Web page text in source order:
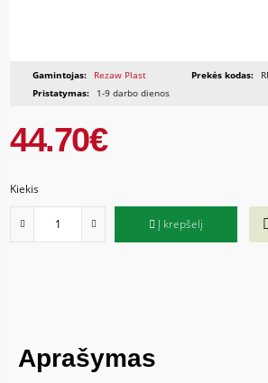
Gamintojas: Rezaw Plast Prekės kodas:
Pristatymas:
1-9 darbo dienos
44.70€
Kiekis
Į krepšelį
Aprašymas